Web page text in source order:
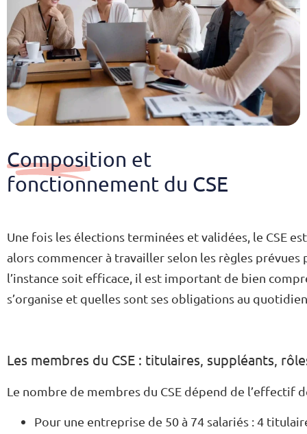
Composition et
fonctionnement du CSE
Une fois les élections terminées et validées, le CSE
alors commencer à travailler selon les règles
l’instance soit efficace, il est important de bien
s’organise et quelles sont ses obligations au
Les membres du CSE : titulaires, suppléants,
Le nombre de membres du CSE dépend de l’effectif
Pour une entreprise de 50 à 74 salariés : 4